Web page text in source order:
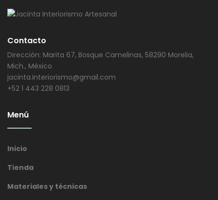
Contacto
Dirección: Marita 67, Bosque Camelinas, 58290 Morelia,
Mich., México
jacinta.interiorismo@gmail.com
+52 1 443 228 0813
Menú
Inicio
Tienda
Materiales y técnicas